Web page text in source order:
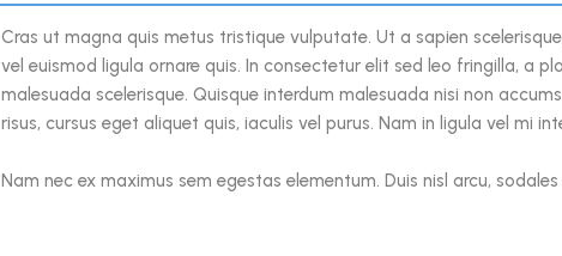
Cras ut magna quis metus tristique vulputate. Ut a sapien
vel euismod ligula ornare quis. In consectetur elit sed leo fringilla, a
malesuada scelerisque. Quisque interdum malesuada nisi non
risus, cursus eget aliquet quis, iaculis vel purus. Nam in ligula vel mi
Nam nec ex maximus sem egestas elementum. Duis nisl arcu,